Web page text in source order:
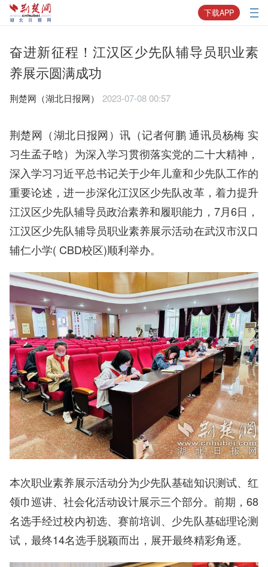
下载APP
奋进新征程！江汉区少先队辅导员职业素
养展示圆满成功
荆楚网（湖北日报网） 2023-07-08 00:57
荆楚网（湖北日报网）讯（记者何鹏 通讯员杨梅 实
习生孟子晗）为深入学习贯彻落实党的二十大精神，
深入学习习近平总书记关于少年儿童和少先队工作的
重要论述，进一步深化江汉区少先队改革，着力提升
江汉区少先队辅导员政治素养和履职能力，7月6日，
江汉区少先队辅导员职业素养展示活动在武汉市汉口
辅仁小学( CBD校区)顺利举办。
本次职业素养展示活动分为少先队基础知识测试、红
领巾巡讲、社会化活动设计展示三个部分。前期，68
名选手经过校内初选、赛前培训、少先队基础理论测
试，最终14名选手脱颖而出，展开最终精彩角逐。